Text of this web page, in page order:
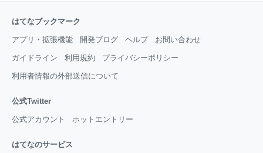
はてなブックマーク
アプリ・拡張機能 開発ブログ ヘルプ お問い合わせ
ガイドライン 利用規約 プライバシーポリシー
利用者情報の外部送信について
公式Twitter
公式アカウント ホットエントリー
はてなのサービス